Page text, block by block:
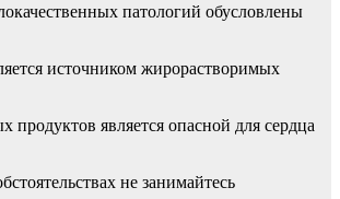
патологий обусловлены
источником жирорастворимых
является опасной для сердца
не занимайтесь